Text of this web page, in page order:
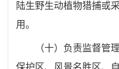
陆生野生动植物猎捕或
用。
（十）负责监督管
保护区、风景名胜区、